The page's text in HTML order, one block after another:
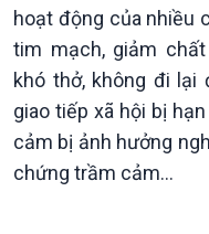
Podcast
hoạt động của nhiều
tim mạch, giảm
khó thở, không đi lại
giao tiếp xã hội bị
cảm bị ảnh hưởng
chứng trầm cảm...